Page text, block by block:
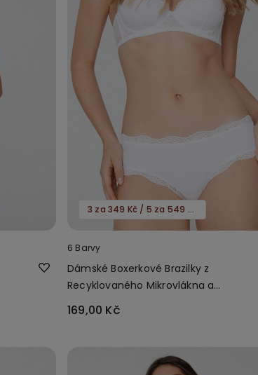
3 za 349 Kč / 5 za 549 Kč
6 Barvy
Dámské Boxerkové Brazilky z
Recyklovaného Mikrovlákna a
169,00 Kč